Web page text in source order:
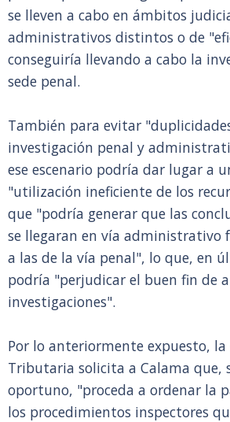
se lleven a cabo en ámbitos
administrativos distintos o de
conseguiría llevando a cabo la
sede penal.
También para evitar
investigación penal y
ese escenario podría dar lugar a
"utilización ineficiente de los
que "podría generar que las
se llegaran en vía administrativo
a las de la vía penal", lo que, en
podría "perjudicar el buen fin de
investigaciones".
Por lo anteriormente expuesto, la
Tributaria solicita a Calama que,
oportuno, "proceda a ordenar la
los procedimientos inspectores